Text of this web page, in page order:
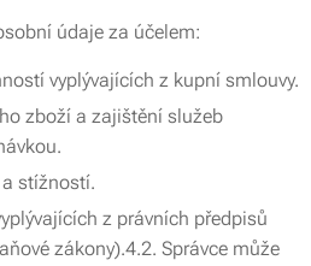
údaje za účelem:
vyplývajících z kupní smlouvy.
zboží a zajištění služeb
stížností.
z právních předpisů
zákony).4.2. Správce může